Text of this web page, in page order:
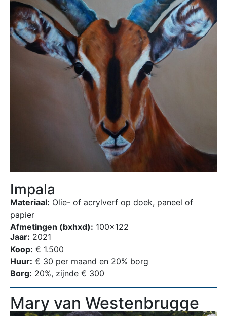
Impala
Materiaal: Olie- of acrylverf op doek, paneel of
papier
Afmetingen (bxhxd): 100×122
Jaar: 2021
Koop: € 1.500
Huur: € 30 per maand en 20% borg
Borg: 20%, zijnde € 300
Mary van Westenbrugge